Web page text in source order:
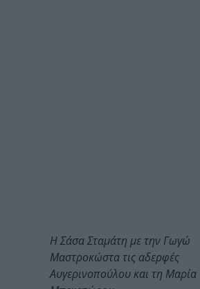
Η Σάσα Σταμάτη με την Γωγώ
Μαστροκώστα τις αδερφές
Αυγερινοπούλου και τη Μαρία